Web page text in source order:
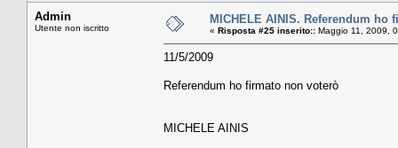
Admin
Utente non iscritto
MICHELE AINIS. Referendum ho
« Risposta #25 inserito:: Maggio 11, 2009,
11/5/2009
Referendum ho firmato non voterò
MICHELE AINIS